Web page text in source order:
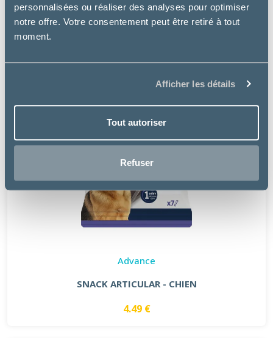
personnalisées ou réaliser des analyses pour optimiser
notre offre. Votre consentement peut être retiré à tout
moment.
Afficher les détails
Tout autoriser
Refuser
Advance
SNACK ARTICULAR - CHIEN
4.49 €